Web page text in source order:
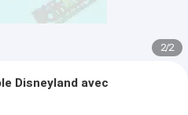
2/2
Disneyland avec